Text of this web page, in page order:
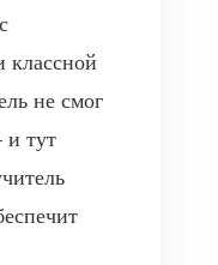
классной
не смог
и тут